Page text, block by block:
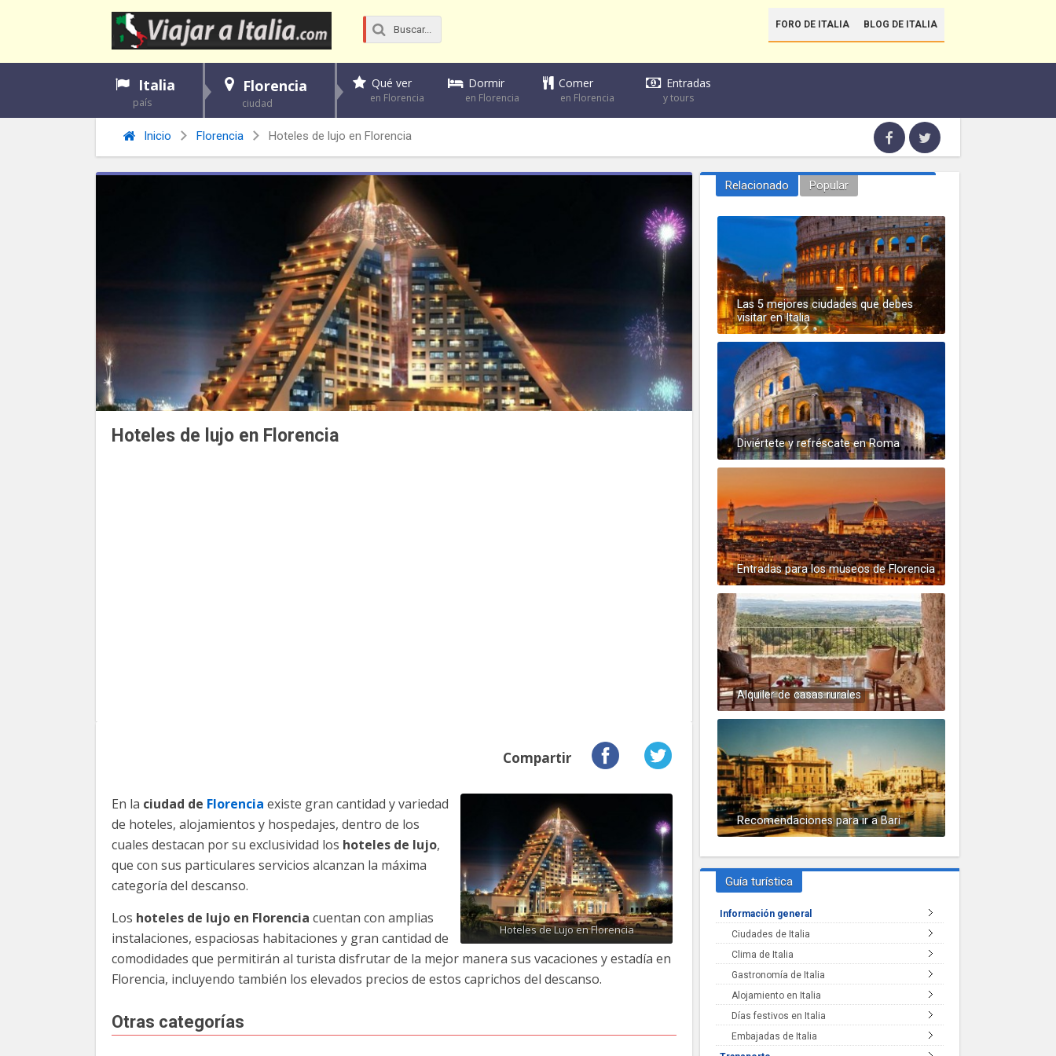
FORO DE ITALIA BLOG DE ITALIA
Italia
país
Florencia
ciudad
Qué ver
en Florencia
Dormir
en Florencia
Comer
en Florencia
Entradas
y tours
Inicio Florencia Hoteles de lujo en Florencia
Hoteles de lujo en Florencia
Compartir
Hoteles de Lujo en Florencia
En la ciudad de Florencia existe gran cantidad y variedad
de hoteles, alojamientos y hospedajes, dentro de los
cuales destacan por su exclusividad los hoteles de lujo,
que con sus particulares servicios alcanzan la máxima
categoría del descanso.
Los hoteles de lujo en Florencia cuentan con amplias
instalaciones, espaciosas habitaciones y gran cantidad de
comodidades que permitirán al turista disfrutar de la mejor manera sus vacaciones y estadía en
Florencia, incluyendo también los elevados precios de estos caprichos del descanso.
Otras categorías
Relacionado Popular
Las 5 mejores ciudades que debes
visitar en Italia
Diviértete y refréscate en Roma
Entradas para los museos de Florencia
Alquiler de casas rurales
Recomendaciones para ir a Bari
Guía turística
Información general
Ciudades de Italia
Clima de Italia
Gastronomía de Italia
Alojamiento en Italia
Días festivos en Italia
Embajadas de Italia